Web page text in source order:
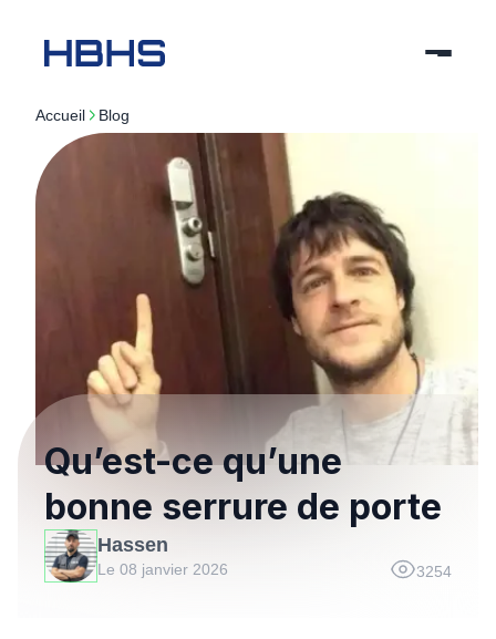
Accueil blog
Qu’est-ce qu’une
bonne serrure de porte
Hassen
Le 08 janvier 2026 3254